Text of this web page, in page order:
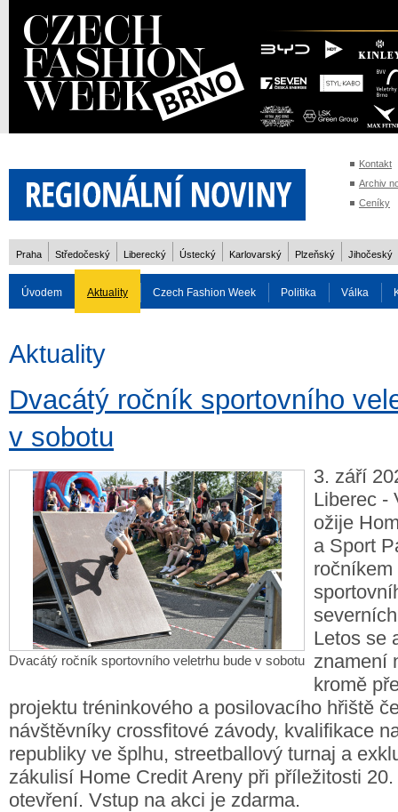
Kontakt
Archiv
Ceníky
Praha Středočeský Liberecký Ústecký Karlovarský Plzeňský Jihočeský
Úvodem Aktuality Czech Fashion Week Politika Válka
Aktuality
Dvacátý ročník sportovního
v sobotu
Dvacátý ročník sportovního veletrhu bude v sobotu
3. září
Liberec -
ožije
a Sport
Letos se
znamení
kromě
projektu tréninkového a posilovacího hřiště
návštěvníky crossfitové závody, kvalifikace
republiky ve šplhu, streetballový turnaj a
zákulisí Home Credit Areny při příležitosti
otevření. Vstup na akci je zdarma.